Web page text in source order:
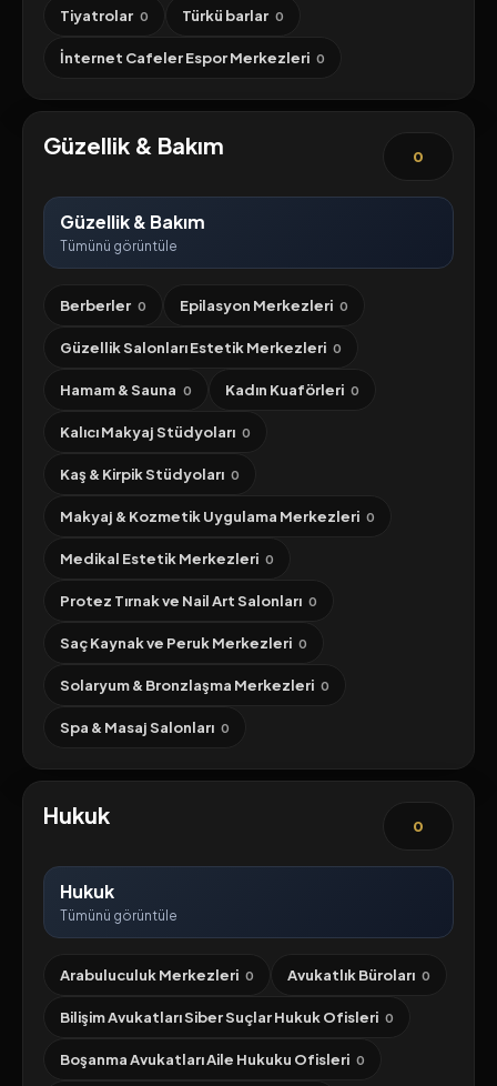
Tiyatrolar 0 Türkü barlar 0
İnternet Cafeler Espor Merkezleri 0
Güzellik & Bakım 0
Güzellik & Bakım
Tümünü görüntüle
Berberler 0 Epilasyon Merkezleri 0
Güzellik Salonları Estetik Merkezleri 0
Hamam & Sauna 0 Kadın Kuaförleri 0
Kalıcı Makyaj Stüdyoları 0
Kaş & Kirpik Stüdyoları 0
Makyaj & Kozmetik Uygulama Merkezleri 0
Medikal Estetik Merkezleri 0
Protez Tırnak ve Nail Art Salonları 0
Saç Kaynak ve Peruk Merkezleri 0
Solaryum & Bronzlaşma Merkezleri 0
Spa & Masaj Salonları 0
Hukuk 0
Hukuk
Tümünü görüntüle
Arabuluculuk Merkezleri 0 Avukatlık Büroları 0
Bilişim Avukatları Siber Suçlar Hukuk Ofisleri 0
Boşanma Avukatları Aile Hukuku Ofisleri 0